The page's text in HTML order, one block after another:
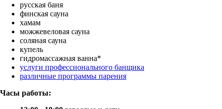
русская баня
финская сауна
хамам
можжевеловая сауна
соляная сауна
купель
гидромассажная ванна*
услуги профессионального банщика
различные программы парения
Часы работы: